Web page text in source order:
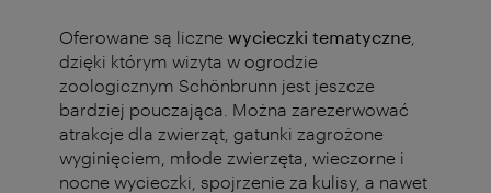
Oferowane są liczne wycieczki tematyczne
dzięki którym wizyta w ogrodzie
zoologicznym Schönbrunn jest jeszcze
bardziej pouczająca. Można zarezerwować
atrakcje dla zwierząt, gatunki zagrożone
wyginięciem, młode zwierzęta, wieczorne i
nocne wycieczki, spojrzenie za kulisy, a nawet